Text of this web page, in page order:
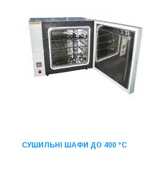
СУШИЛЬНІ ШАФИ ДО 400 °С